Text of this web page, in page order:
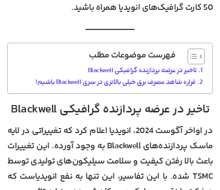
50 کارت گرافیک‌های انویدیا همراه باشید.
فهرست موضوعات مطلب
تاخیر در عرضه پردازنده گرافیکی Blackwell
قراره شاهد مصرف برق خیلی بالاتری در سری Blackwell باشیم!
تاخیر در عرضه پردازنده گرافیکی Blackwell
در اواخر آگوست 2024، انویدیا اعلام کرد که تغییراتی در لایه
ماسک پردازنده‌های Blackwell به وجود آورده. این تغییرات
باعث بالا رفتن کیفیت و سلامت سیلیکون‌های تولیدی توسط
TSMC شده. با این تفاسیر، این تنها به نفع انویدیاست که